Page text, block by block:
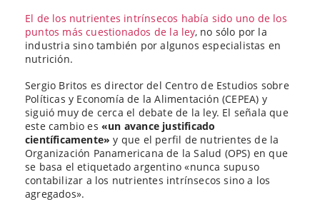
El de los nutrientes intrínsecos había sido uno de los
puntos más cuestionados de la ley, no sólo por la
industria sino también por algunos especialistas en
nutrición.
Sergio Britos es director del Centro de Estudios sobre
Políticas y Economía de la Alimentación (CEPEA) y
siguió muy de cerca el debate de la ley. El señala que
este cambio es «un avance justificado
científicamente»y que el perfil de nutrientes de la
Organización Panamericana de la Salud (OPS) en que
se basa el etiquetado argentino «nunca supuso
contabilizar a los nutrientes intrínsecos sino a los
agregados».